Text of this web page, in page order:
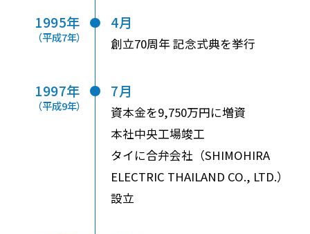
1995年
（平成7年）
4月
創立70周年 記念式典を挙行
1997年
（平成9年）
7月
資本金を9,750万円に増資
本社中央工場竣工
タイに合弁会社（SHIMOHIRA
ELECTRIC THAILAND CO., LTD.）
設立